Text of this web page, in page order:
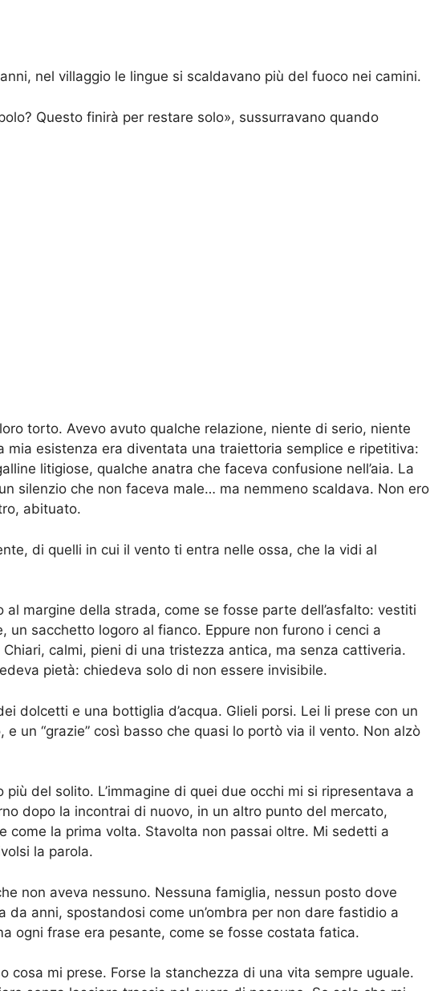
nel villaggio le lingue si scaldavano più del fuoco nei camini.
Questo finirà per restare solo», sussurravano quando
torto. Avevo avuto qualche relazione, niente di serio, niente
mia esistenza era diventata una traiettoria semplice e ripetitiva:
litigiose, qualche anatra che faceva confusione nell’aia. La
silenzio che non faceva male… ma nemmeno scaldava. Non ero
abituato.
di quelli in cui il vento ti entra nelle ossa, che la vidi al
al margine della strada, come se fosse parte dell’asfalto: vestiti
un sacchetto logoro al fianco. Eppure non furono i cenci a
Chiari, calmi, pieni di una tristezza antica, ma senza cattiveria.
pietà: chiedeva solo di non essere invisibile.
dolcetti e una bottiglia d’acqua. Glieli porsi. Lei li prese con un
e un “grazie” così basso che quasi lo portò via il vento. Non alzò
del solito. L’immagine di quei due occhi mi si ripresentava a
dopo la incontrai di nuovo, in un altro punto del mercato,
come la prima volta. Stavolta non passai oltre. Mi sedetti a
la parola.
non aveva nessuno. Nessuna famiglia, nessun posto dove
da anni, spostandosi come un’ombra per non dare fastidio a
ogni frase era pesante, come se fosse costata fatica.
cosa mi prese. Forse la stanchezza di una vita sempre uguale.